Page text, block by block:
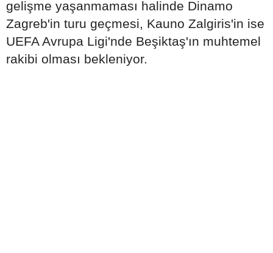
gelişme yaşanmaması halinde Dinamo
Zagreb'in turu geçmesi, Kauno Zalgiris'in ise
UEFA Avrupa Ligi'nde Beşiktaş'ın muhtemel
rakibi olması bekleniyor.